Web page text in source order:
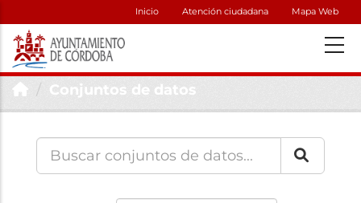
Inicio Atención ciudadana Mapa Web
Conjuntos de datos